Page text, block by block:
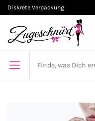
Diskrete Verpackung